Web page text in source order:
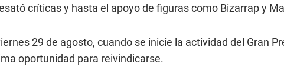
críticas y hasta el apoyo de figuras como Bizarrap y
29 de agosto, cuando se inicie la actividad del Gran
oportunidad para reivindicarse.